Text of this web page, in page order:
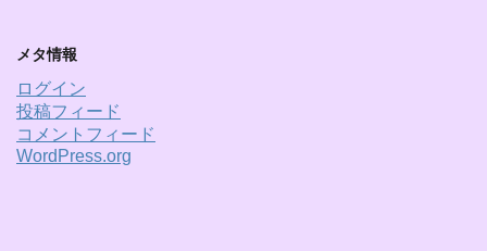
メタ情報
ログイン
投稿フィード
コメントフィード
WordPress.org